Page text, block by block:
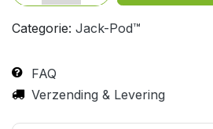
Categorie: Jack-Pod™
FAQ
Verzending & Levering